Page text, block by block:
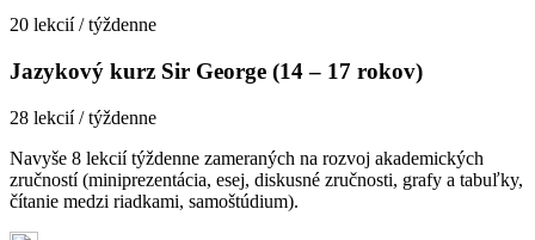
20 lekcií / týždenne
Jazykový kurz Sir George (14 – 17 rokov)
28 lekcií / týždenne
Navyše 8 lekcií týždenne zameraných na rozvoj akademických
zručností (miniprezentácia, esej, diskusné zručnosti, grafy a tabuľky,
čítanie medzi riadkami, samoštúdium).